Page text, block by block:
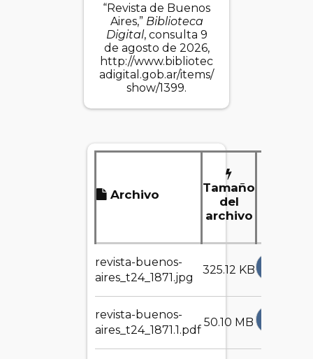
“Revista de Buenos
Aires,” Biblioteca
Digital, consulta 9
de agosto de 2026,
http://www.bibliotec
adigital.gob.ar/items/
show/1399.
Archivo
Tamaño
del
archivo
revista-buenos-
aires_t24_1871.jpg
325.12 KB
revista-buenos-
aires_t24_1871.1.pdf
50.10 MB